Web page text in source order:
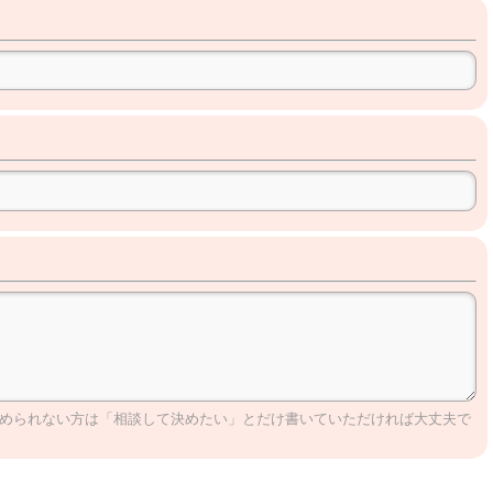
れない方は「相談して決めたい」とだけ書いていただければ大丈夫で